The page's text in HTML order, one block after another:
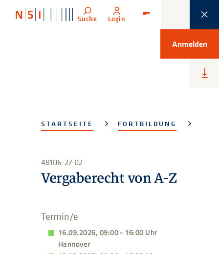
Suche Login
STARTSEITE FORTBILDUNG
48106-27-02
Vergaberecht von A-Z
Termin/e
16.09.2026, 09:00 - 16:00 Uhr
Hannover
Anmelden